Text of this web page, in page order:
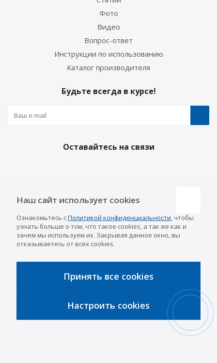
Фото
Видео
Вопрос-ответ
Инструкции по использованию
Каталог производителя
Будьте всегда в курсе!
Оставайтесь на связи
Наши контакты
Казань
8 (843) 207-03-08
Уфа
8 (347) 258-84-87
8 (8352) 38-88-37
Интернет-магазин
info@a-pricep.ru
Наш сайт использует cookies
Ознакомьтесь сПолитикой конфиденциальности, чтобы
узнать больше о том, что такое cookies, а так же как и
зачем мы используем их. Закрывая данное окно, вы
отказываетесь от всех cookies.
Принять все cookies
Настроить cookies